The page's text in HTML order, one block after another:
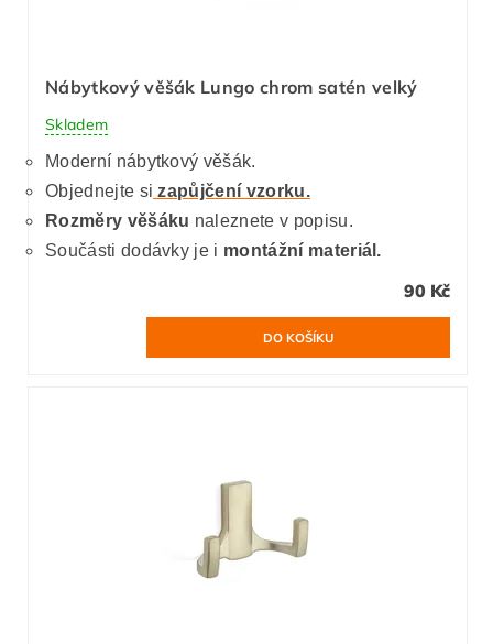
Nábytkový věšák Lungo chrom satén velký
Skladem
Moderní nábytkový věšák.
Objednejte si zapůjčení vzorku.
Rozměry věšáku naleznete v popisu.
Součásti dodávky je i montážní materiál.
90 Kč